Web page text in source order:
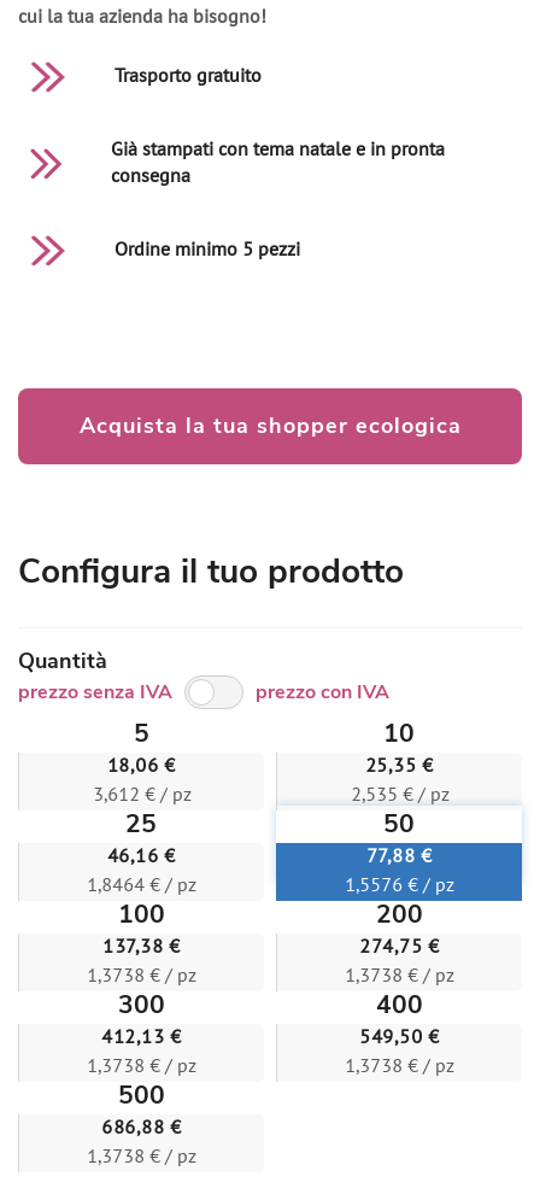
cui la tua azienda ha bisogno!
Trasporto gratuito
Già stampati con tema natale e in pronta
consegna
Ordine minimo 5 pezzi
Acquista la tua shopper ecologica
Configura il tuo prodotto
Quantità
prezzo senza IVA prezzo con IVA
5
18,06 €
3,612 € / pz
10
25,35 €
2,535 € / pz
25
46,16 €
1,8464 € / pz
50
77,88 €
1,5576 € / pz
100
137,38 €
1,3738 € / pz
200
274,75 €
1,3738 € / pz
300
412,13 €
1,3738 € / pz
400
549,50 €
1,3738 € / pz
500
686,88 €
1,3738 € / pz